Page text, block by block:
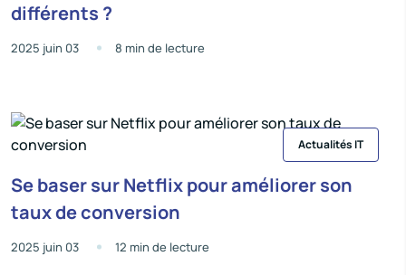
différents ?
2025 juin 03 8 min de lecture
Actualités IT
Se baser sur Netflix pour améliorer son
taux de conversion
2025 juin 03 12 min de lecture